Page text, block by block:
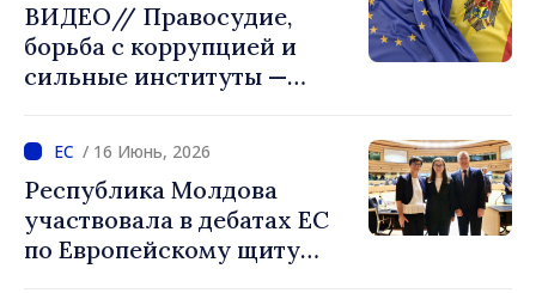
ВИДЕО// Правосудие,
борьба с коррупцией и
сильные институты —
с ЕС
/ 16 Июнь, 2026
Республика Молдова
участвовала в дебатах ЕС
по Европейскому щиту